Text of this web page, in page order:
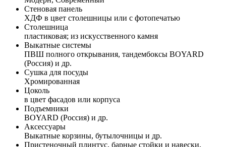
Стеновая панель
ХДФ в цвет столешницы или с фотопечатью
Столешница
пластиковая; из искусственного камня
Выкатные системы
ПВШ полного открывания, тандембоксы BOYARD
(Россия) и др.
Сушка для посуды
Хромированная
Цоколь
в цвет фасадов или корпуса
Подъемники
BOYARD (Россия) и др.
Аксессуары
Выкатные корзины, бутылочницы и др.
Пристеночный плинтус, барные стойки и навески,